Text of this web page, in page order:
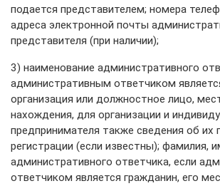
подается представителем; номера
адреса электронной почты
представителя (при наличии);
3) наименование административного
административным ответчиком
организация или должностное лицо,
нахождения, для организации и
предпринимателя также сведения об их
регистрации (если известны); фамилия,
административного ответчика, если
ответчиком является гражданин, его